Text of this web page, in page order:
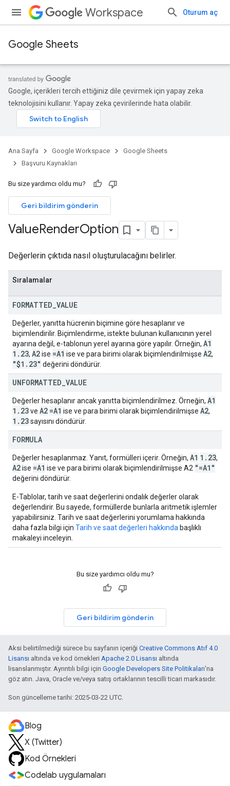
Workspace Oturum aç
Google Sheets
Google, içerikleri tercih ettiğiniz dile çevirmek için yapay zeka
teknolojisini kullanır. Yapay zeka çevirilerinde hata olabilir.
Ana Sayfa Google Workspace
Google Sheets
Başvuru Kaynakları
Bu size yardımcı oldu mu?
Geri bildirim gönderin
ValueRenderOption
Değerlerin çıktıda nasıl oluşturulacağını belirler.
Sıralamalar
FORMATTED VALUE
Değerler, yanıtta hücrenin biçimine göre hesaplanır ve
biçimlendirilir. Biçimlendirme, istekte bulunan kullanıcının yerel
ayarına değil, e-tablonun yerel ayarına göre yapılır. Örneğin, A1
1 . 23, A2ise =A1 ise ve para birimi olarak biçimlendirilmişse A2,
"$1 . 23" değerini döndürür.
UNFORMATTED VALUE
Değerler hesaplanır ancak yanıtta biçimlendirilmez. Örneğin, A1
1 . 23ve A2 =A1 ise ve para birimi olarak biçimlendirilmişse A2,
1 . 23sayısını döndürür.
FORMULA
Değerler hesaplanmaz. Yanıt, formülleri içerir. Örneğin, A1 1.23,
A2ise =A1 ise ve para birimi olarak biçimlendirilmişse A2 "=A1"
değerini döndürür.
E-Tablolar, tarih ve saat değerlerini ondalık değerler olarak
değerlendirir. Bu sayede, formüllerde bunlarla aritmetik işlemler
yapabilirsiniz. Tarih ve saat değerlerini yorumlama hakkında
daha fazla bilgi için Tarih ve saat değerleri hakkında başlıklı
makaleyi inceleyin.
Bu size yardımcı oldu mu?
Geri bildirim gönderin
Aksi belirtilmediği sürece bu sayfanın içeriği Creative Commons Atıf 4.0
Lisansı altında ve kod örnekleri Apache 2.0 Lisansı altında
lisanslanmıştır. Ayrıntılı bilgi için Google Developers Site Politikaları'na
göz atın. Java, Oracle ve/veya satış ortaklarının tescilli ticari markasıdır.
Son güncelleme tarihi: 2025-03-22 UTC.
Blog
X (Twitter)
Kod Örnekleri
Codelab uygulamaları